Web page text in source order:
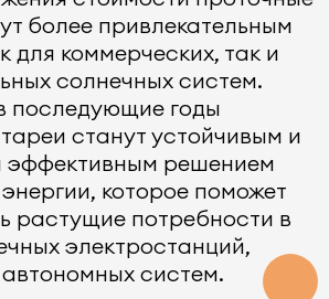
более привлекательным
для коммерческих, так и
солнечных систем.
последующие годы
станут устойчивым и
эффективным решением
которое поможет
растущие потребности в
электростанций,
систем.